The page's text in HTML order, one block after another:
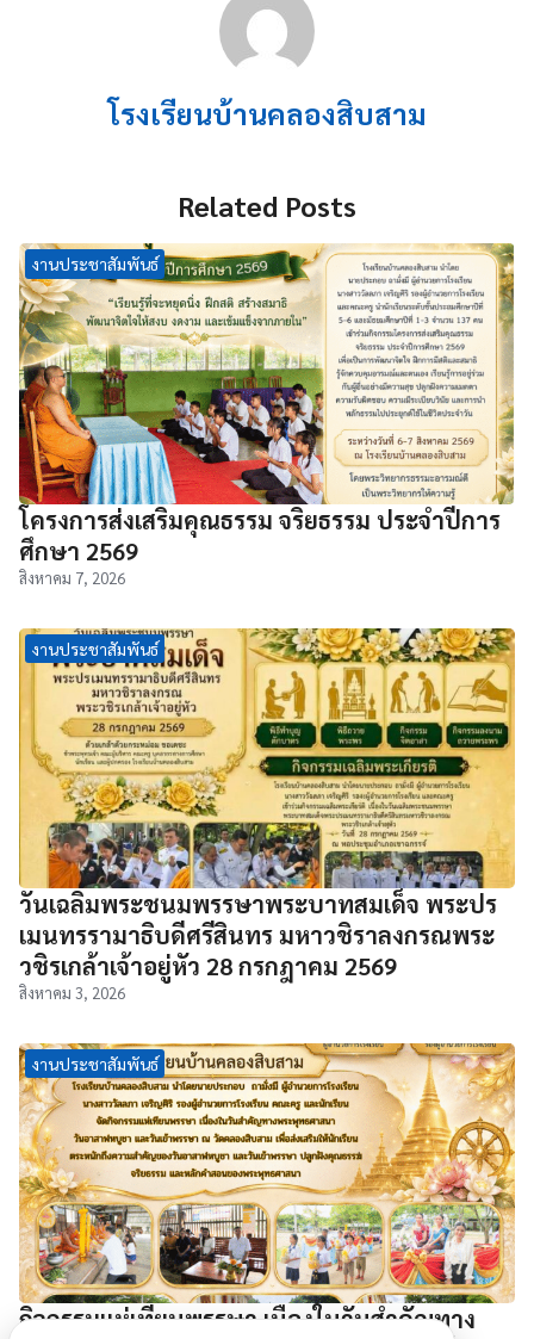
โรงเรียนบ้านคลองสิบสาม
Related Posts
งานประชาสัมพันธ์
โครงการส่งเสริมคุณธรรม จริยธรรม ประจำปีการ
ศึกษา 2569
สิงหาคม 7, 2026
งานประชาสัมพันธ์
วันเฉลิมพระชนมพรรษาพระบาทสมเด็จ พระปร
เมนทรรามาธิบดีศรีสินทร มหาวชิราลงกรณพระ
วชิรเกล้าเจ้าอยู่หัว 28 กรกฎาคม 2569
สิงหาคม 3, 2026
งานประชาสัมพันธ์
กิจกรรมแห่เทียนพรรษา เนื่องในวันสำคัญทาง